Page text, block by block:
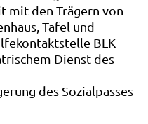
mit den Trägern von
Tafel und
BLK
Dienst des
des Sozialpasses